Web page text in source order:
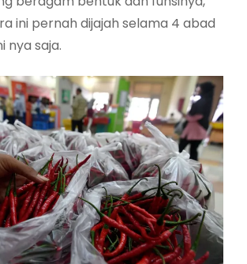
ini pernah dijajah selama 4 abad
nya saja.